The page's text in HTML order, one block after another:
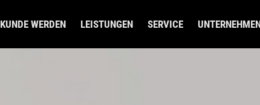
KUNDE WERDEN LEISTUNGEN SERVICE